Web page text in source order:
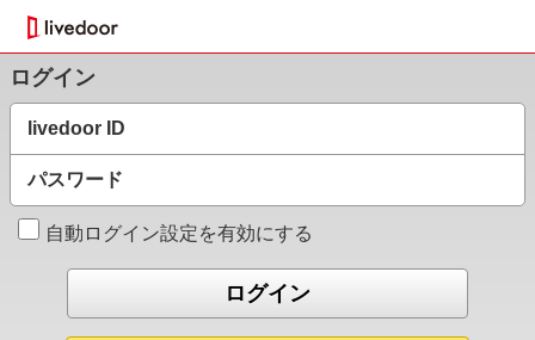
ログイン
livedoor ID
パスワード
自動ログイン設定を有効にする